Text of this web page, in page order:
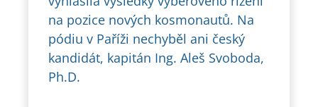
na pozice nových kosmonautů. Na
pódiu v Paříži nechyběl ani český
kandidát, kapitán Ing. Aleš Svoboda,
Ph.D.